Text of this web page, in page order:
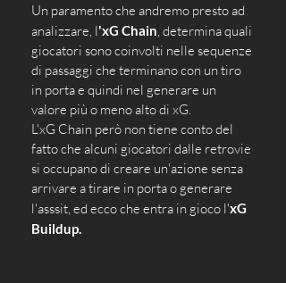
Un paramento che andremo presto ad
analizzare, l'xG Chain determina quali
giocatori sono coinvolti nelle sequenze
di passaggi che terminano con un tiro
in porta e quindi nel generare un
valore più o meno alto di xG.
L'xG Chain però non tiene conto del
fatto che alcuni giocatori dalle retrovie
si occupano di creare un'azione senza
arrivare a tirare in porta o generare
l'asssit, ed ecco che entra in gioco l'xG
Buildup.